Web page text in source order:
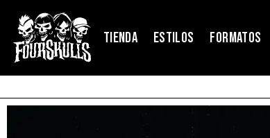
TIENDA ESTILOS FORMATOS